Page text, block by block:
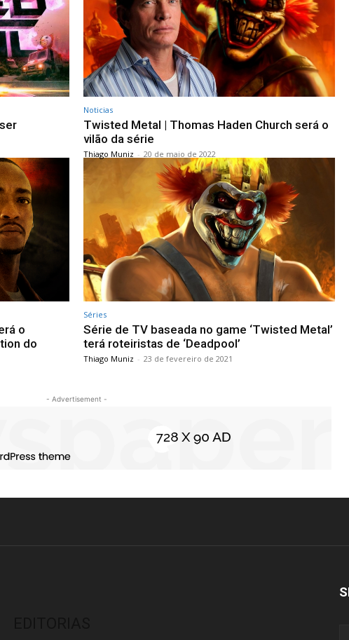
Noticias
Twisted Metal | Thomas Haden Church será o
vilão da série
Thiago Muniz - 20 de maio de 2022
o
do
Séries
Série de TV baseada no game ‘Twisted Metal’
terá roteiristas de ‘Deadpool’
Thiago Muniz - 23 de fevereiro de 2021
- Advertisement -